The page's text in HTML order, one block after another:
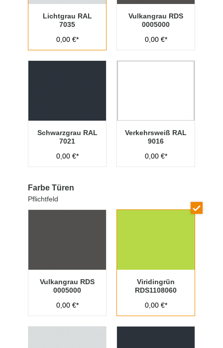
Lichtgrau RAL
7035
0,00 €*
Vulkangrau RDS
0005000
0,00 €*
Schwarzgrau RAL
7021
0,00 €*
Verkehrsweiß RAL
9016
0,00 €*
Farbe Türen
Pflichtfeld
Vulkangrau RDS
0005000
0,00 €*
Viridingrün
RDS1108060
0,00 €*